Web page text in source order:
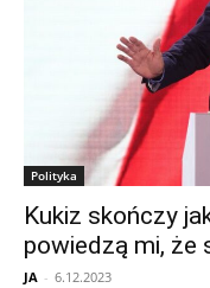
Polityka
Kukiz skończy
powiedzą mi, że
JA - 6.12.2023